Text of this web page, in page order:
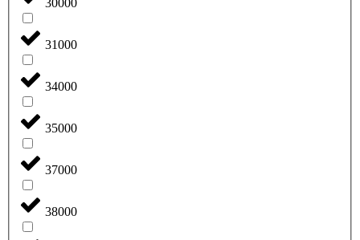
31000
34000
35000
37000
38000